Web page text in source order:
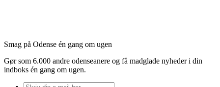
Smag på Odense én gang om ugen
Gør som 6.000 andre odenseanere og få madglade nyheder i din
indboks én gang om ugen.